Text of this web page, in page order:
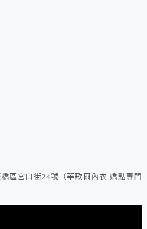
區宮口街24號（華歌爾內衣 嬌點專門